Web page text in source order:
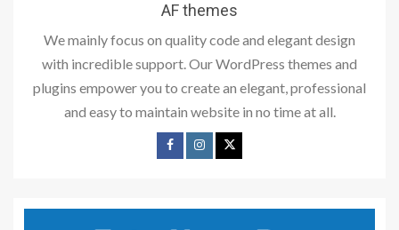
AF themes
We mainly focus on quality code and elegant design
with incredible support. Our WordPress themes and
plugins empower you to create an elegant, professional
and easy to maintain website in no time at all.